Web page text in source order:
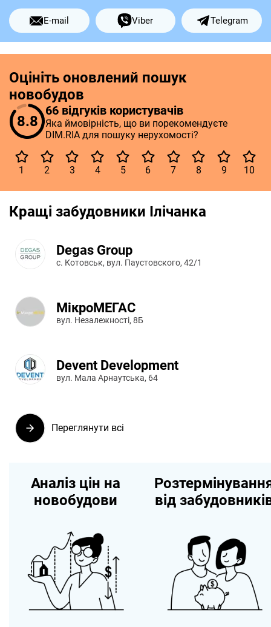
E-mail Viber Telegram
Оцініть оновлений пошук
новобудов
8.8
66 відгуків користувачів
Яка ймовірність, що ви порекомендуєте
DIM.RIA для пошуку нерухомості?
1 2 3 4 5 6 7 8 9 10
Кращі забудовники Ілічанка
Degas Group
с. Котовськ, вул. Паустовского, 42/1
МікроМЕГАС
вул. Незалежності, 8Б
Devent Development
вул. Мала Арнаутська, 64
Переглянути всі
Аналіз цін на
новобудови
від